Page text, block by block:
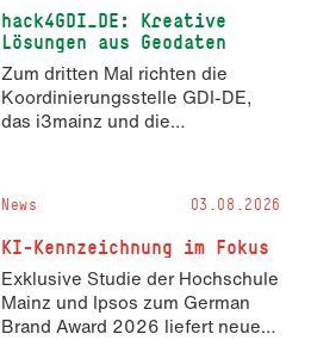
hack4GDI_DE: Kreative
Lösungen aus Geodaten
Zum dritten Mal richten die
Koordinierungsstelle GDI-DE,
das i3mainz und die
und 14. November 2026 den
Hackathon hack4GDI_DE an der
Hochschule Mainz aus. Die
Anmeldung ist geöffnet und bis
zum 2. Oktober 2026 möglich.
News 03.08.2026
KI-Kennzeichnung im Fokus
Exklusive Studie der Hochschule
Mainz und Ipsos zum German
Brand Award 2026 liefert neue